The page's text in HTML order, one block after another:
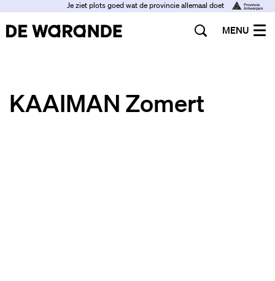
Je ziet plots goed wat de provincie allemaal doet
MENU
KAAIMAN Zomert